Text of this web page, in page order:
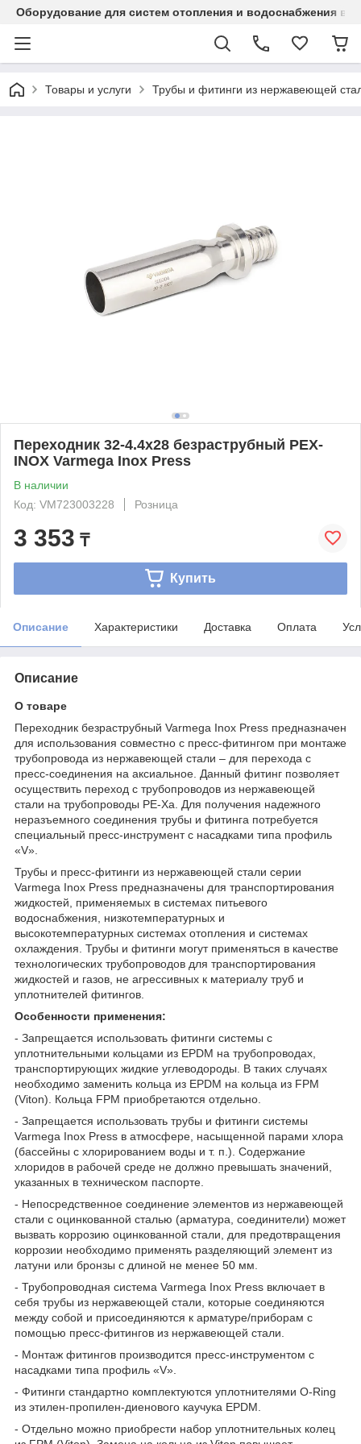
Оборудование для систем отопления и водоснабжения в
Товары и услуги Трубы и фитинги из нержавеющей
Переходник 32-4.4x28 безраструбный PEX-
INOX Varmega Inox Press
В наличии
Код: VM723003228
Розница
3 353 ₸
Купить
Описание Характеристики Доставка Оплата
Описание
О товаре
Переходник безраструбный Varmega Inox Press предназначен
для использования совместно с пресс-фитингом при монтаже
трубопровода из нержавеющей стали – для перехода с
пресс-соединения на аксиальное. Данный фитинг позволяет
осуществить переход с трубопроводов из нержавеющей
стали на трубопроводы PE-Xa. Для получения надежного
неразъемного соединения трубы и фитинга потребуется
специальный пресс-инструмент с насадками типа профиль
«V».
Трубы и пресс-фитинги из нержавеющей стали серии
Varmega Inox Press предназначены для транспортирования
жидкостей, применяемых в системах питьевого
водоснабжения, низкотемпературных и
высокотемпературных системах отопления и системах
охлаждения. Трубы и фитинги могут применяться в качестве
технологических трубопроводов для транспортирования
жидкостей и газов, не агрессивных к материалу труб и
уплотнителей фитингов.
Особенности применения:
- Запрещается использовать фитинги системы с
уплотнительными кольцами из EPDM на трубопроводах,
транспортирующих жидкие углеводороды. В таких случаях
необходимо заменить кольца из EPDM на кольца из FPM
(Viton). Кольца FPM приобретаются отдельно.
- Запрещается использовать трубы и фитинги системы
Varmega Inox Press в атмосфере, насыщенной парами хлора
(бассейны с хлорированием воды и т. п.). Содержание
хлоридов в рабочей среде не должно превышать значений,
указанных в техническом паспорте.
- Непосредственное соединение элементов из нержавеющей
стали с оцинкованной сталью (арматура, соединители) может
вызвать коррозию оцинкованной стали, для предотвращения
коррозии необходимо применять разделяющий элемент из
латуни или бронзы с длиной не менее 50 мм.
- Трубопроводная система Varmega Inox Press включает в
себя трубы из нержавеющей стали, которые соединяются
между собой и присоединяются к арматуре/приборам с
помощью пресс-фитингов из нержавеющей стали.
- Монтаж фитингов производится пресс-инструментом с
насадками типа профиль «V».
- Фитинги стандартно комплектуются уплотнителями O-Ring
из этилен-пропилен-диенового каучука EPDM.
- Отдельно можно приобрести набор уплотнительных колец